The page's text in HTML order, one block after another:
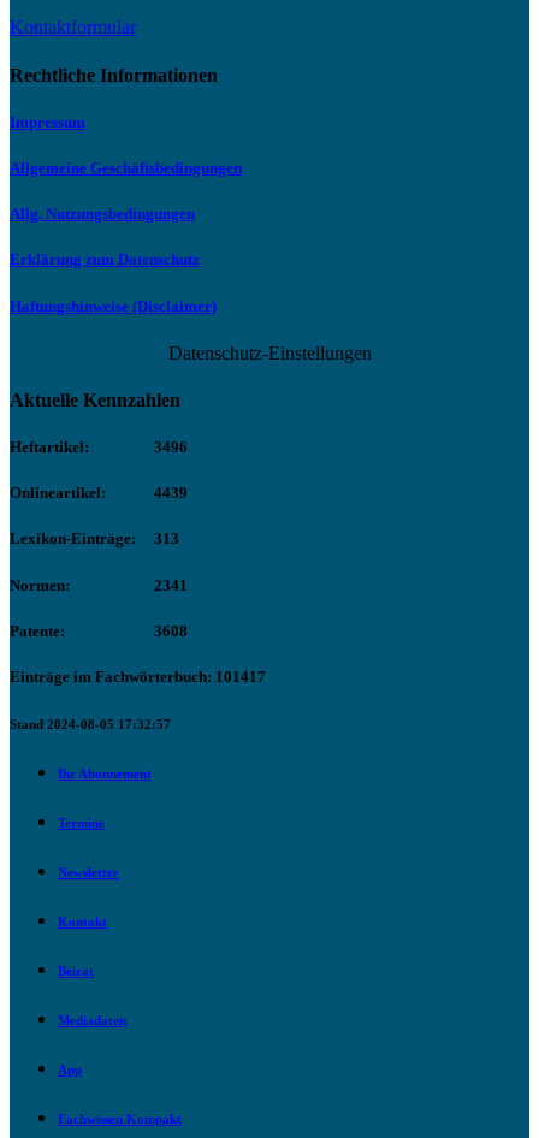
Kontaktformular
Rechtliche Informationen
Impressum
Allgemeine Geschäftsbedingungen
Allg. Nutzungsbedingungen
Erklärung zum Datenschutz
Haftungshinweise (Disclaimer)
Datenschutz-Einstellungen
Aktuelle Kennzahlen
Heftartikel: 3496
Onlineartikel: 4439
Lexikon-Einträge: 313
Normen: 2341
Patente: 3608
Einträge im Fachwörterbuch: 101417
Stand 2024-08-05 17:32:57
Ihr Abonnement
Termine
Newsletter
Kontakt
Beirat
Mediadaten
App
Fachwissen Kompakt